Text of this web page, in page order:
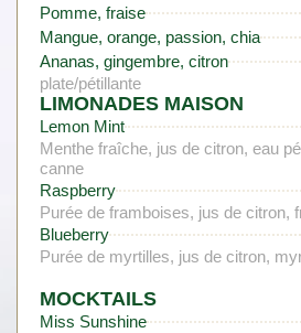
Pomme, fraise
Mangue, orange, passion, chia
Ananas, gingembre, citron
plate/pétillante
LIMONADES MAISON
Lemon Mint
Menthe fraîche, jus de citron, eau
canne
Raspberry
Purée de framboises, jus de citron,
Blueberry
Purée de myrtilles, jus de citron,
MOCKTAILS
Miss Sunshine